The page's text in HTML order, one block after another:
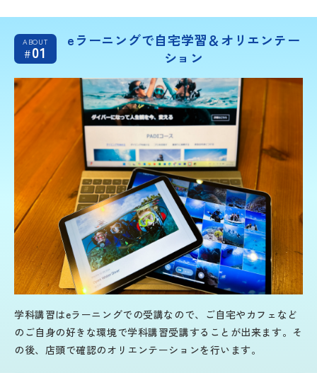
ABOUT
#01
eラーニングで自宅学習＆オリエンテー
ション
学科講習はeラーニングでの受講なので、ご自宅やカフェなど
のご自身の好きな環境で学科講習受講することが出来ます。そ
の後、店頭で確認のオリエンテーションを行います。